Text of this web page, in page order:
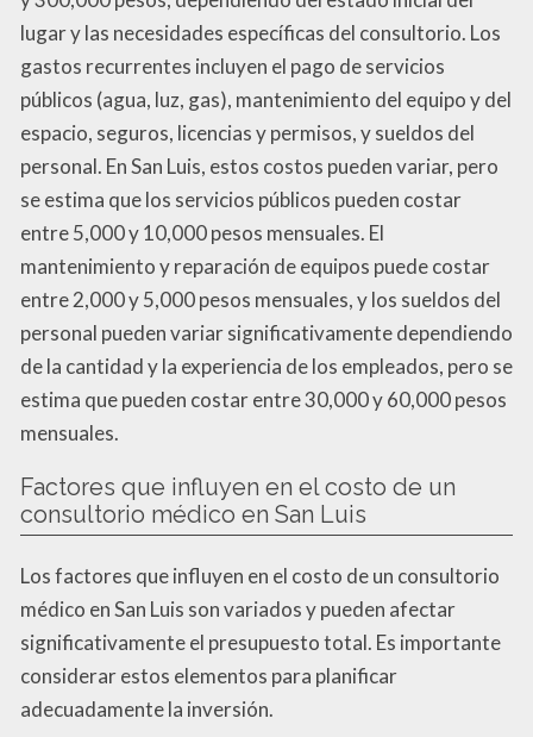
lugar y las necesidades específicas del consultorio. Los
gastos recurrentes incluyen el pago de servicios
públicos (agua, luz, gas), mantenimiento del equipo y del
espacio, seguros, licencias y permisos, y sueldos del
personal. En San Luis, estos costos pueden variar, pero
se estima que los servicios públicos pueden costar
entre 5,000 y 10,000 pesos mensuales. El
mantenimiento y reparación de equipos puede costar
entre 2,000 y 5,000 pesos mensuales, y los sueldos del
personal pueden variar significativamente dependiendo
de la cantidad y la experiencia de los empleados, pero se
estima que pueden costar entre 30,000 y 60,000 pesos
mensuales.
Factores que influyen en el costo de un
consultorio médico en San Luis
Los factores que influyen en el costo de un consultorio
médico en San Luis son variados y pueden afectar
significativamente el presupuesto total. Es importante
considerar estos elementos para planificar
adecuadamente la inversión.